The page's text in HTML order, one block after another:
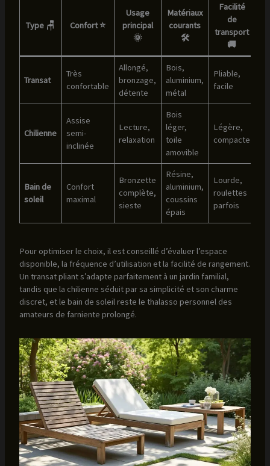
Type 🪑 Confort ⭐
Usage
principal
🌞
Matériaux
courants
🛠️
Facilité
de
transport
🚚
Transat
Très
confortable
Allongé,
bronzage,
détente
Bois,
aluminium,
métal
Pliable,
facile
Chilienne
Assise
semi-
inclinée
Lecture,
relaxation
Bois
léger,
toile
amovible
Légère,
compacte
Bain de
soleil
Confort
maximal
Bronzette
complète,
sieste
Résine,
aluminium,
coussins
épais
Lourde,
roulettes
parfois
Pour optimiser le choix, il est conseillé d’évaluer l’espace
disponible, la fréquence d’utilisation et la facilité de rangement.
Un transat pliant s’adapte parfaitement à un jardin familial,
tandis que la chilienne séduit par sa simplicité et son charme
discret, et le bain de soleil reste le thalasso personnel des
amateurs de farniente prolongé.